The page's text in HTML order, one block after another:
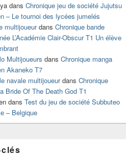
dans Chronique jeu de société Jujutsu
– Le tournoi des lycées jumelés
multijoueurdans Chronique bande
L’Académie Clair-Obscur T1 Un élève
Multijoueurs dans Chronique manga
Akaneko T7
navale multijoueurdans Chronique
Bride Of The Death God T1
dans Test du jeu de société Subbuteo
– Belgique